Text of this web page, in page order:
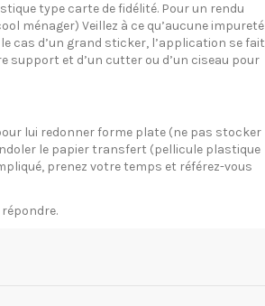
type carte de fidélité. Pour un rendu
ménager) Veillez à ce qu’aucune impureté
cas d’un grand sticker, l’application se fait
support et d’un cutter ou d’un ciseau pour
lui redonner forme plate (ne pas stocker
le papier transfert (pellicule plastique
prenez votre temps et référez-vous